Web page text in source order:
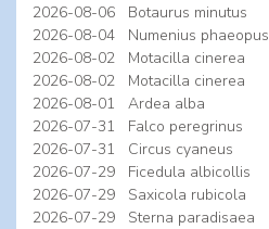
2026-08-06
Botaurus minutus
2026-08-04
Numenius phaeopus
2026-08-02
Motacilla cinerea
2026-08-02
Motacilla cinerea
2026-08-01
Ardea alba
2026-07-31
Falco peregrinus
2026-07-31
Circus cyaneus
2026-07-29
Ficedula albicollis
2026-07-29
Saxicola rubicola
2026-07-29
Sterna paradisaea